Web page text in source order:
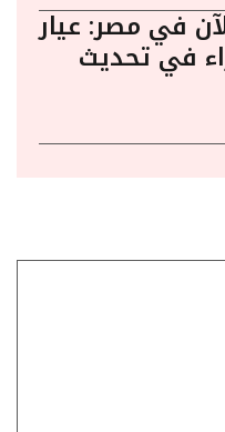
في مصر: عيار
للشراء في تحديث